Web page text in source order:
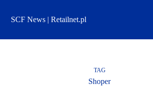
treściSCF News | Retailnet.pl
TAG
Shoper